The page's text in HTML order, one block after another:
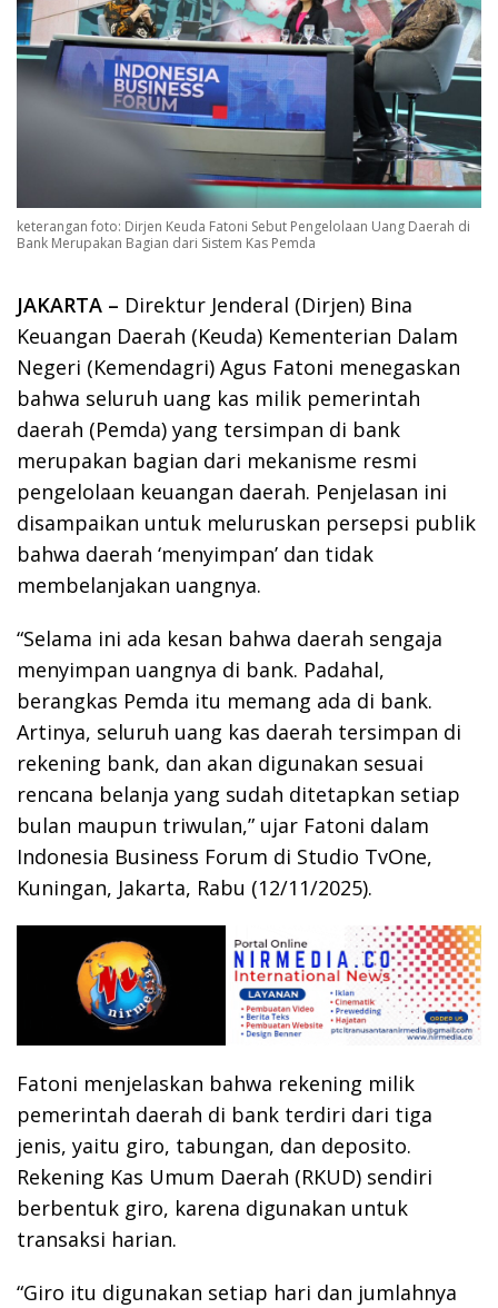
keterangan foto: Dirjen Keuda Fatoni Sebut Pengelolaan Uang Daerah di
Bank Merupakan Bagian dari Sistem Kas Pemda
JAKARTA – Direktur Jenderal (Dirjen) Bina
Keuangan Daerah (Keuda) Kementerian Dalam
Negeri (Kemendagri) Agus Fatoni menegaskan
bahwa seluruh uang kas milik pemerintah
daerah (Pemda) yang tersimpan di bank
merupakan bagian dari mekanisme resmi
pengelolaan keuangan daerah. Penjelasan ini
disampaikan untuk meluruskan persepsi publik
bahwa daerah ‘menyimpan’ dan tidak
membelanjakan uangnya.
“Selama ini ada kesan bahwa daerah sengaja
menyimpan uangnya di bank. Padahal,
berangkas Pemda itu memang ada di bank.
Artinya, seluruh uang kas daerah tersimpan di
rekening bank, dan akan digunakan sesuai
rencana belanja yang sudah ditetapkan setiap
bulan maupun triwulan,” ujar Fatoni dalam
Indonesia Business Forum di Studio TvOne,
Kuningan, Jakarta, Rabu (12/11/2025).
Fatoni menjelaskan bahwa rekening milik
pemerintah daerah di bank terdiri dari tiga
jenis, yaitu giro, tabungan, dan deposito.
Rekening Kas Umum Daerah (RKUD) sendiri
berbentuk giro, karena digunakan untuk
transaksi harian.
“Giro itu digunakan setiap hari dan jumlahnya